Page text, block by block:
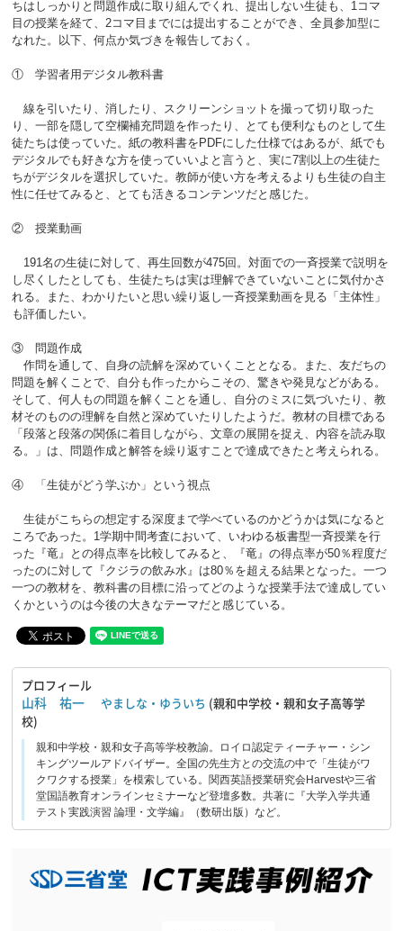
ちはしっかりと問題作成に取り組んでくれ、提出しない生徒も、1コマ
目の授業を経て、2コマ目までには提出することができ、全員参加型に
なれた。以下、何点か気づきを報告しておく。
① 学習者用デジタル教科書
線を引いたり、消したり、スクリーンショットを撮って切り取った
り、一部を隠して空欄補充問題を作ったり、とても便利なものとして生
徒たちは使っていた。紙の教科書をPDFにした仕様ではあるが、紙でも
デジタルでも好きな方を使っていいよと言うと、実に7割以上の生徒た
ちがデジタルを選択していた。教師が使い方を考えるよりも生徒の自主
性に任せてみると、とても活きるコンテンツだと感じた。
② 授業動画
191名の生徒に対して、再生回数が475回。対面での一斉授業で説明を
し尽くしたとしても、生徒たちは実は理解できていないことに気付かさ
れる。また、わかりたいと思い繰り返し一斉授業動画を見る「主体性」
も評価したい。
③ 問題作成
作問を通して、自身の読解を深めていくこととなる。また、友だちの
問題を解くことで、自分も作ったからこその、驚きや発見などがある。
そして、何人もの問題を解くことを通し、自分のミスに気づいたり、教
材そのものの理解を自然と深めていたりしたようだ。教材の目標である
「段落と段落の関係に着目しながら、文章の展開を捉え、内容を読み取
る。」は、問題作成と解答を繰り返すことで達成できたと考えられる。
④ 「生徒がどう学ぶか」という視点
生徒がこちらの想定する深度まで学べているのかどうかは気になると
ころであった。1学期中間考査において、いわゆる板書型一斉授業を行
った『竜』との得点率を比較してみると、『竜』の得点率が50％程度だ
ったのに対して『クジラの飲み水』は80％を超える結果となった。一つ
一つの教材を、教科書の目標に沿ってどのような授業手法で達成してい
くかというのは今後の大きなテーマだと感じている。
プロフィール
山科 祐一 やましな・ゆういち (親和中学校・親和女子高等学
校)
親和中学校・親和女子高等学校教諭。ロイロ認定ティーチャー・シン
キングツールアドバイザー。全国の先生方との交流の中で「生徒がワ
クワクする授業」を模索している。関西英語授業研究会Harvestや三省
堂国語教育オンラインセミナーなど登壇多数。共著に『大学入学共通
テスト実践演習 論理・文学編』（数研出版）など。